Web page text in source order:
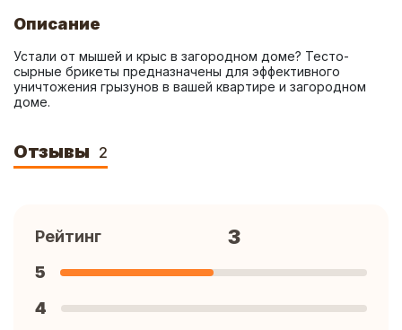
Описание
Устали от мышей и крыс в загородном доме? Тесто-
сырные брикеты предназначены для эффективного
уничтожения грызунов в вашей квартире и загородном
доме.
Отзывы 2
Рейтинг 3
5
4